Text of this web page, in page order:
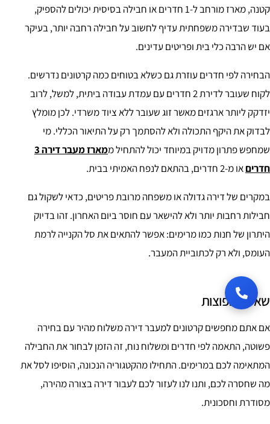
קטנה, מארז מורחב ל-1 חדרים או חבילה בסיסית יכולים להספיק,
בעוד שבדירה משפחתית עדיף לחשוב על חבילה רחבה יותר, בעיקר
אם יש הרבה כלי בית ופריטים עדינים.
הבחירה לפי חדרים עוזרת גם כשלא בטוחים כמה קרטונים נדרשים.
לקוח שעובר לדירת 2 חדרים עם עמדת עבודה ביתית, למשל, לרוב
יזדקק ליותר ארגזים מאשר זוג שעובר ללא ציוד משרדי. לכן מומלץ
לבדוק את היקף התכולה ולא להסתמך רק על התיאור הכללי. מי
שמחפש פתרון מדויק במיוחד יכול להתחיל מ
מארז מעבר דירה 3
חדריםאו מ-2 חדרים, בהתאם לנפח האמיתי בבית.
במקרים של דירה גדולה או משפחה מרובת פריטים, כדאי לשקול גם
חבילות רחבות יותר ולא להישאר עם חוסר ביום האחרון. זהו בדיוק
היתרון של חנות כמו מרימים: אפשר להתאים את סל הקנייה לרמת
העומס, ולא רק לכתוביית המעבר.
שאלות נפוצות
אם אתם מחפשים קרטונים למעבר דירה משלוח מהיר עם בחירה
פשוטה, התאמה לפי חדרים ומשלוח נוח, זה הזמן לבחור את החבילה
המתאימה לכם במרימים. התחילו מהקטגוריה הנכונה, הוסיפו לסל את
מה שחסרה לכם, ותנו לנו לעזור לכם לעבור דירה בצורה מהירה,
מסודרת וחסכונית.